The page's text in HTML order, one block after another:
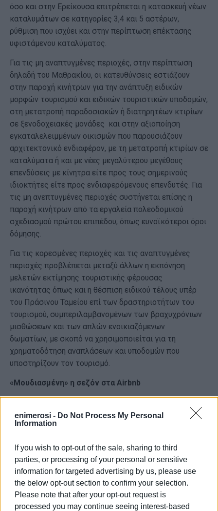
enimerosi - Do Not Process My Personal
Information
If you wish to opt-out of the sale, sharing to third
parties, or processing of your personal or sensitive
information for targeted advertising by us, please use
the below opt-out section to confirm your selection.
Please note that after your opt-out request is
processed you may continue seeing interest-based
όσο και στην Ερείκουσα επιτρέπεται η κατασκευή νέων
καταλυμάτων σε κατηγορίες 3,4 και 5 αστέρων,
ρύθμιση που ισχύει και στην περίπτωση επέκτασης
υφιστάμενου καταλύματος.
Για τις μη αναπτυγμένες περιοχές, στην περίπτωση
δηλαδή του Μαθρακίου, οι κατευθύνσεις εστιάζουν
στην παροχή κινήτρων για την ανάπτυξη ειδικών
μορφών τουρισμού και ειδικών τουριστικών υποδομών,
στη μετατροπή παραδοσιακών ή διατηρητέων κτιρίων
σε ξενοδοχειακές μονάδες και στην αξιοποίηση
εγκαταλελειμμένων οικισμών που παρουσιάζουν
αρχιτεκτονικό ενδιαφέρον, με τη μετατροπή κτιρίων σε
καταλύματα ή και με νέες μεγαλύτερου μεγέθους
επενδύσεις με κίνητρα είτε προς τους σημερινούς
ιδιοκτήτες είτε προς ενδιαφερόμενους επενδυτές. Για
τις μη ανεπτυγμένες περιοχές συστήνεται επίσης η
παροχή κινήτρων από τα εργαλεία πολεοδομικού
σχεδιασμού πρώτου επιπέδου, όπως ευνοϊκότεροι όροι
δόμησης.
Για τις κορεσμένες περιοχές και τις αναπτυγμένες
περιοχές προβλέπεται μεταξύ άλλων η εκπόνηση
μελετών εκτίμησης τουριστικής φέρουσας
ικανότητας όπως και η θέσπιση ειδικού τέλους υπέρ
του Πράσινου Ταμείου επί των δραστηριοτήτων του
τουρισμού, συμπεριλαμβανομένων των βραχυχρόνιων
μισθώσεων και των απλών ενοικιαζόμενων
δωματίων, με σκοπό να χρησιμοποιείται για τη
χρηματοδότηση αναπλάσεων και υποδομών που
υποστηρίζουν τον τουρισμό.
«Μουδιασμένη» η σεζόν στα Airbnb
πολεοδομικού σχεδιασμού πρώτου επιπέδου, στις
εκτός σχεδίου και εκτός ορίων οικισμών περιοχές,
εγκαταστάσεων/χρήσεων μη συμβατών με την
τουριστική δραστηριότητα (ιδίως βιομηχανικές/
βιοτεχνικές εγκαταστάσεις, εγκαταστάσεις χονδρικού
εμπορίου, κτίρια και γήπεδα αποθήκευσης,
κτηνοτροφικές εγκαταστάσεις). Παράλληλα στις